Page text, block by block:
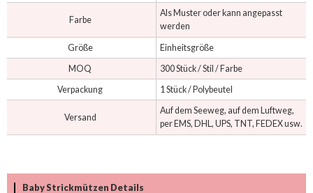
Farbe
Als Muster oder kann angepasst
werden
Größe
Einheitsgröße
MOQ
300 Stück / Stil / Farbe
Verpackung
1 Stück / Polybeutel
Versand
Auf dem Seeweg, auf dem Luftweg,
per EMS, DHL, UPS, TNT, FEDEX usw.
Baby Strickmützen Details